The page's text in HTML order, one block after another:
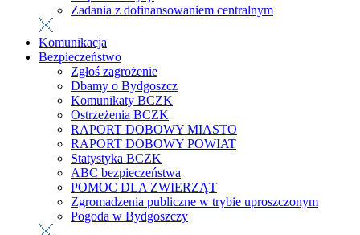
Zadania z dofinansowaniem centralnym
Komunikacja
Bezpieczeństwo
Zgłoś zagrożenie
Dbamy o Bydgoszcz
Komunikaty BCZK
Ostrzeżenia BCZK
RAPORT DOBOWY MIASTO
RAPORT DOBOWY POWIAT
Statystyka BCZK
ABC bezpieczeństwa
POMOC DLA ZWIERZĄT
Zgromadzenia publiczne w trybie uproszczonym
Pogoda w Bydgoszczy